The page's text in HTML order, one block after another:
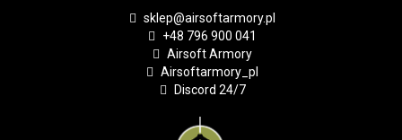
sklep@airsoftarmory.pl
+48 796 900 041
Airsoft Armory
Airsoftarmory_pl
Discord 24/7